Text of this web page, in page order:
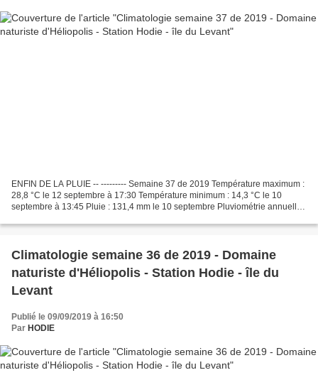
ENFIN DE LA PLUIE -- --------- Semaine 37 de 2019 Température maximum :
28,8 °C le 12 septembre à 17:30 Température minimum : 14,3 °C le 10
septembre à 13:45 Pluie : 131,4 mm le 10 septembre Pluviométrie annuelle :
Climatologie semaine 36 de 2019 - Domaine
naturiste d'Héliopolis - Station Hodie - île du
Levant
Publié le 09/09/2019 à 16:50
Par HODIE